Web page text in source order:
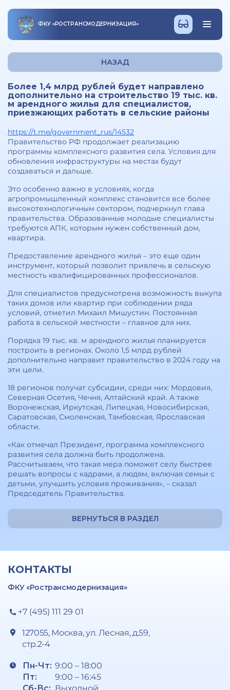
ФКУ «РОСТРАНСМОДЕРНИЗАЦИЯ»
НАЗАД
Более 1,4 млрд рублей будет направлено
дополнительно на строительство 19 тыс. кв.
м арендного жилья для специалистов,
приезжающих работать в сельские районы
https://t.me/government_rus/14532
Правительство РФ продолжает реализацию
программы комплексного развития села. Условия для
обновления инфраструктуры на местах будут
создаваться и дальше.
Это особенно важно в условиях, когда
агропромышленный комплекс становится все более
высокотехнологичным сектором, подчеркнул глава
правительства. Образованные молодые специалисты
требуются АПК, которым нужен собственный дом,
квартира.
Предоставление арендного жилья – это еще один
инструмент, который позволит привлечь в сельскую
местность квалифицированных профессионалов.
Для специалистов предусмотрена возможность выкупа
таких домов или квартир при соблюдении ряда
условий, отметил Михаил Мишустин. Постоянная
работа в сельской местности – главное для них.
Порядка 19 тыс. кв. м арендного жилья планируется
построить в регионах. Около 1,5 млрд рублей
дополнительно направит правительство в 2024 году на
эти цели.
18 регионов получат субсидии, среди них: Мордовия,
Северная Осетия, Чечня, Алтайский край. А также
Воронежская, Иркутская, Липецкая, Новосибирская,
Саратовская, Смоленская, Тамбовская, Ярославская
области.
«Как отмечал Президент, программа комплексного
развития села должна быть продолжена.
Рассчитываем, что такая мера поможет селу быстрее
решать вопросы с кадрами, а людям, включая семьи с
детьми, улучшить условия проживания», – сказал
Председатель Правительства.
ВЕРНУТЬСЯ В РАЗДЕЛ
КОНТАКТЫ
ФКУ «Ространсмодернизация»
+7 (495) 111 29 01
127055, Москва, ул. Лесная, д.59,
стр.2-4
Пн-Чт:
Пт:
9:00 – 18:00
9:00 – 16:45